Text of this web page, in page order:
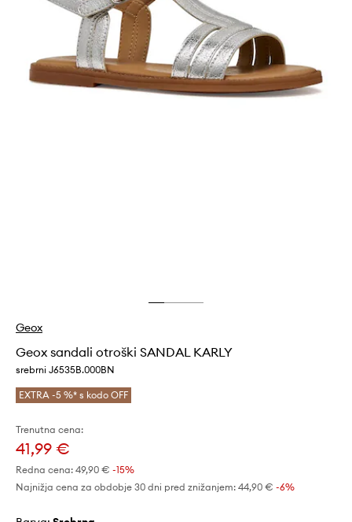
Geox
Geox sandali otroški SANDAL KARLY
srebrni J6535B.000BN
EXTRA -5 %* s kodo OFF
Trenutna cena:
41,99 €
Redna cena: 49,90 € -15%
Najnižja cena za obdobje 30 dni pred znižanjem: 44,90 € -6%